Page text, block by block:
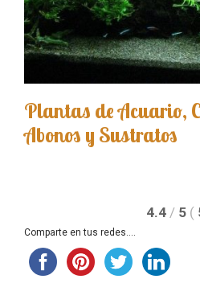
Plantas de Acuario,
Abonos y Sustratos
4.4 / 5 (
Comparte en tus redes....